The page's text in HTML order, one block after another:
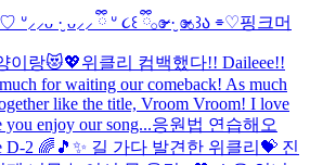
ᐡ⸝⸝ᴗ ·̮ ᴗ⸝⸝ ྀི ᐡ ૮꒰ ྀི𓂂ɞ̴̶̷ ·̮ ɞ̴̶̷𓂂꒱ა ⌯♡핑크머
이랑😻💖위클리 컴백했다!! Daileee!!
for waiting our comeback! As much
like the title, Vroom Vroom! I love
you enjoy our song...응원법 연습해오
D-2 🌈🎵✨ 길 가다 발견한 위클리💝 진